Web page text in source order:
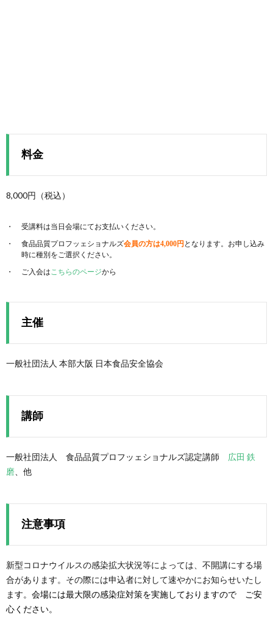
料金
8,000円（税込）
受講料は当日会場にてお支払いください。
食品品質プロフッェショナルズ会員の方は4,000円 となります。お申し込み
時に種別をご選択ください。
ご入会はこちらのページから
主催
一般社団法人 本部大阪 日本食品安全協会
講師
一般社団法人 食品品質プロフッェショナルズ認定講師 広田 鉄
磨 、他
注意事項
新型コロナウイルスの感染拡大状況等によっては、不開講にする場
合があります。その際には申込者に対して速やかにお知らせいたし
ます。会場には最大限の感染症対策を実施しておりますので ご安
心ください。